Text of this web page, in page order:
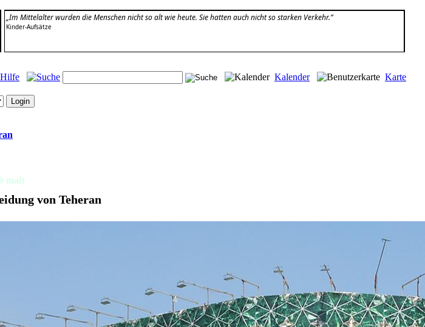
„Im Mittelalter wurden die Menschen nicht so alt wie heute. Sie hatten auch nicht so starken Verkehr.”
Kinder-Aufsätze
Hilfe Kalender
Karte
mal)
von Teheran